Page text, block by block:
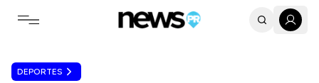
Toggle navigation menu
DEPORTES